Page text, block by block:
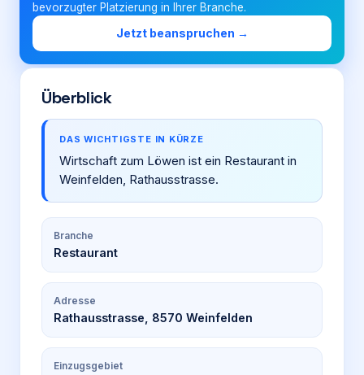
bevorzugter Platzierung in Ihrer Branche.
Jetzt beanspruchen →
Überblick
DAS WICHTIGSTE IN KÜRZE
Wirtschaft zum Löwen ist ein Restaurant in
Weinfelden, Rathausstrasse.
Branche
Restaurant
Adresse
Rathausstrasse, 8570 Weinfelden
Einzugsgebiet